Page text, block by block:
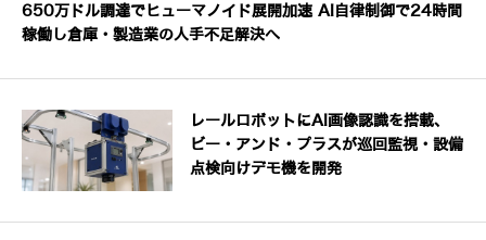
650万ドル調達でヒューマノイド展開加速 AI自律制御で24時間
稼働し倉庫・製造業の人手不足解決へ
レールロボットにAI画像認識を搭載、
ビー・アンド・プラスが巡回監視・設備
点検向けデモ機を開発